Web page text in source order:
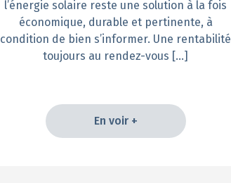
l’énergie solaire reste une solution à la fois
économique, durable et pertinente, à
condition de bien s’informer. Une rentabilité
toujours au rendez-vous […]
En voir +